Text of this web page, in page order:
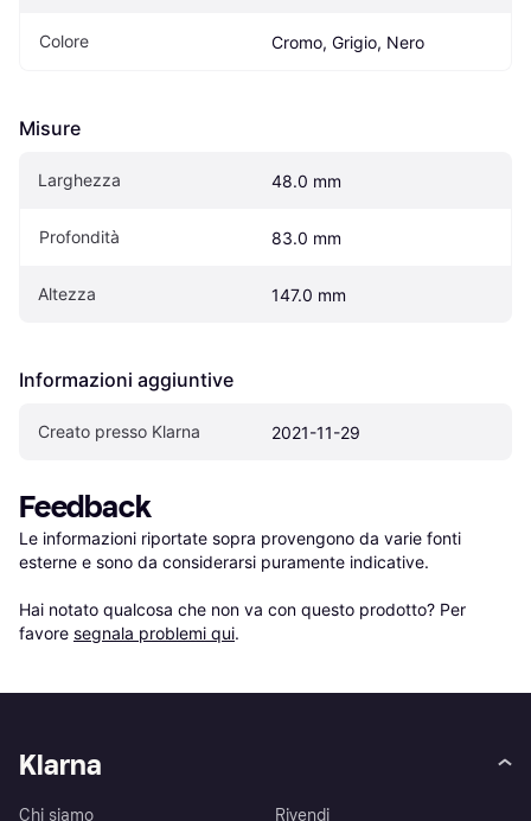
Colore Cromo, Grigio, Nero
Misure
Larghezza 48.0 mm
Profondità 83.0 mm
Altezza 147.0 mm
Informazioni aggiuntive
Creato presso Klarna 2021-11-29
Feedback
Le informazioni riportate sopra provengono da varie fonti
esterne e sono da considerarsi puramente indicative.
Hai notato qualcosa che non va con questo prodotto? Per
favore segnala problemi qui.
Klarna
Chi siamo
Rivendi